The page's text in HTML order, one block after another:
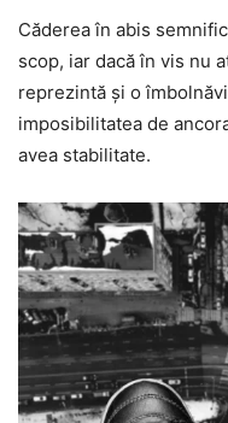
Căderea în abis
scop, iar dacă în vis nu
reprezintă și o
imposibilitatea de
avea stabilitate.